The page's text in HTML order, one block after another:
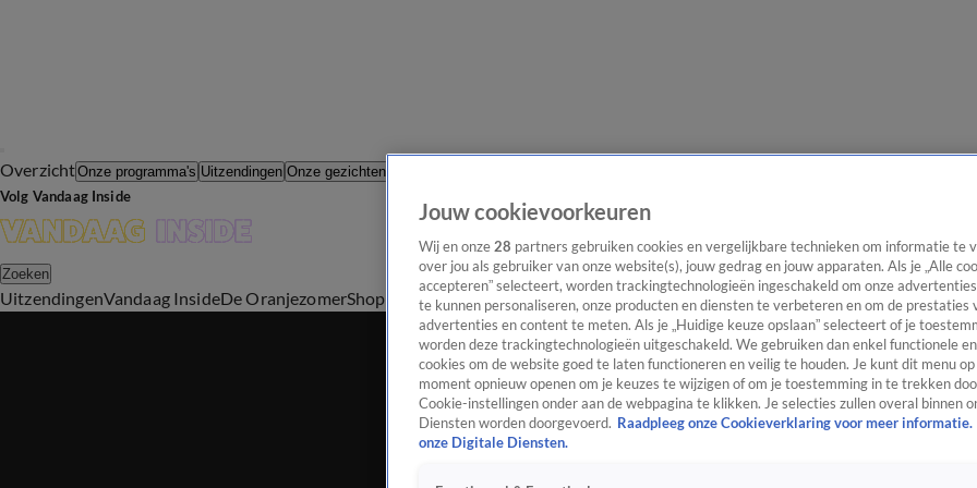
OverzichtOnze programma's Uitzendingen Onze gezichten
Volg Vandaag Inside
Zoeken
UitzendingenVandaag InsideDe OranjezomerShop Uitzending bijwonen
Jouw cookievoorkeuren
Wij en onze 28 partners gebruiken cookies en vergelijkbare technieken om informatie te
over jou als gebruiker van onze website(s), jouw gedrag en jouw apparaten. Als je „Alle
accepteren” selecteert, worden trackingtechnologieën ingeschakeld om onze
te kunnen personaliseren, onze producten en diensten te verbeteren en om de prestaties
advertenties en content te meten. Als je „Huidige keuze opslaan” selecteert of je
worden deze trackingtechnologieën uitgeschakeld. We gebruiken dan enkel functionele
cookies om de website goed te laten functioneren en veilig te houden. Je kunt dit menu
moment opnieuw openen om je keuzes te wijzigen of om je toestemming in te trekken
Cookie-instellingen onder aan de webpagina te klikken. Je selecties zullen overal binnen
Diensten worden doorgevoerd. Raadpleeg onze Cookieverklaring voor meer informatie.
onze Digitale Diensten.